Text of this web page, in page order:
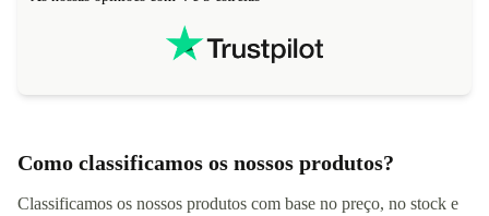
As nossas opiniões com 4 e 5 estrelas
Como classificamos os nossos produtos?